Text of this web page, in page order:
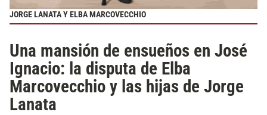
JORGE LANATA Y ELBA MARCOVECCHIO
Una mansión de ensueños en José
Ignacio: la disputa de Elba
Marcovecchio y las hijas de Jorge
Lanata